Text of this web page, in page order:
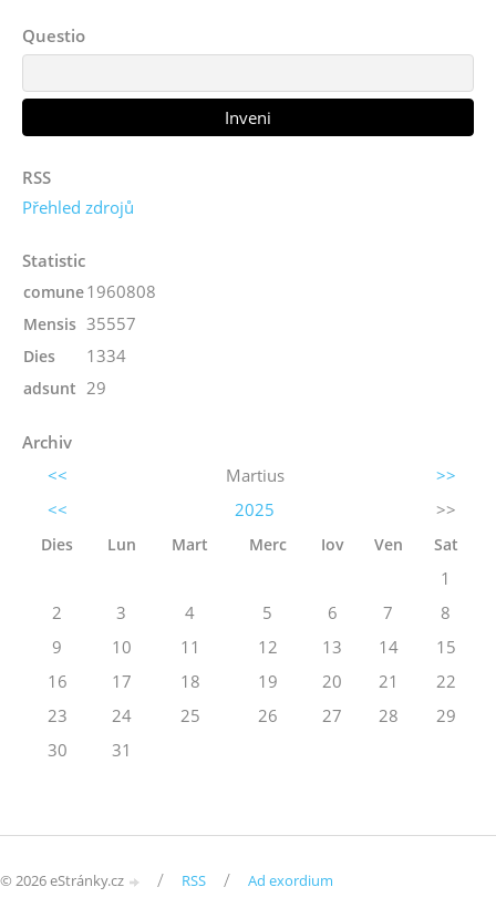
Questio
RSS
Přehled zdrojů
Statistic
adsunt 29
comune1960808
Mensis 35557
Dies 1334
Archiv
<<
Martius
>>
<<
2025 >>
Dies Lun Mart Merc Iov Ven Sat
1
2
3 4 5 6 7
8
9
10 11 12 13 14
15
16
17 18 19 20 21
22
23
24 25 26 27 28
29
30
31
© 2026 eStránky.cz / RSS / Ad exordium